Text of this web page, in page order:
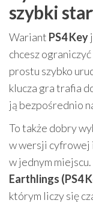
szybki
Wariant PS4 Key
chcesz
prostu szybko
klucza gra trafia
ją bezpośrednio
To także dobry
w wersji cyfrowej
w jednym
Earthlings (PS4
którym liczy się